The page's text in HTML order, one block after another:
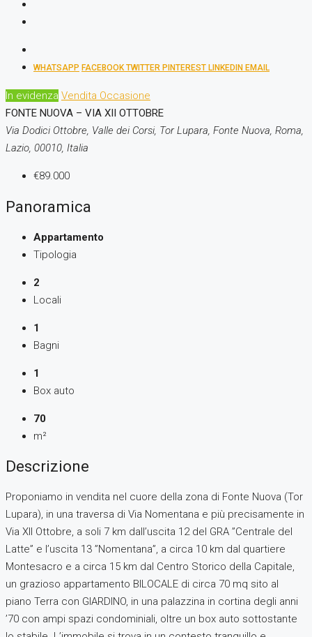
WHATSAPP FACEBOOKTWITTER PINTEREST LINKEDIN EMAIL
In evidenza Vendita Occasione
FONTE NUOVA – VIA XII OTTOBRE
Via Dodici Ottobre, Valle dei Corsi, Tor Lupara, Fonte Nuova, Roma,
Lazio, 00010, Italia
€89.000
Panoramica
Appartamento
Tipologia
2
Locali
1
Bagni
1
Box auto
70
m²
Descrizione
Proponiamo in vendita nel cuore della zona di Fonte Nuova (Tor
Lupara), in una traversa di Via Nomentana e più precisamente in
Via XII Ottobre, a soli 7 km dall’uscita 12 del GRA ”Centrale del
Latte” e l’uscita 13 ”Nomentana”, a circa 10 km dal quartiere
Montesacro e a circa 15 km dal Centro Storico della Capitale,
un grazioso appartamento BILOCALE di circa 70 mq sito al
piano Terra con GIARDINO, in una palazzina in cortina degli anni
’70 con ampi spazi condominiali, oltre un box auto sottostante